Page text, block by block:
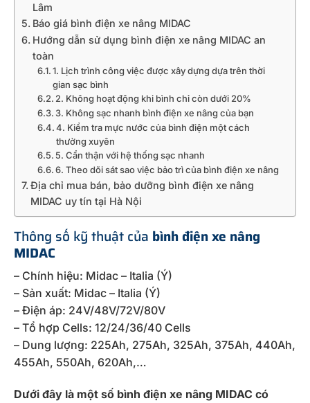
Lâm
Báo giá bình điện xe nâng MIDAC
Hướng dẫn sử dụng bình điện xe nâng MIDAC an
toàn
1. Lịch trình công việc được xây dựng dựa trên thời
gian sạc bình
2. Không hoạt động khi bình chỉ còn dưới 20%
3. Không sạc nhanh bình điện xe nâng của bạn
4. Kiểm tra mực nước của bình điện một cách
thường xuyên
5. Cẩn thận với hệ thống sạc nhanh
6. Theo dõi sát sao việc bảo trì của bình điện xe nâng
Địa chỉ mua bán, bảo dưỡng bình điện xe nâng
MIDAC uy tín tại Hà Nội
Thông số kỹ thuật của bình điện xe nâng
MIDAC
– Chính hiệu: Midac – Italia (Ý)
– Sản xuất: Midac – Italia (Ý)
– Điện áp: 24V/48V/72V/80V
– Tổ hợp Cells: 12/24/36/40 Cells
– Dung lượng: 225Ah, 275Ah, 325Ah, 375Ah, 440Ah,
455Ah, 550Ah, 620Ah,…
Dưới đây là một số bình điện xe nâng MIDAC có